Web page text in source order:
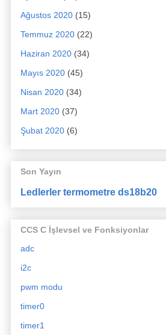
Ağustos 2020 (15)
Temmuz 2020 (22)
Haziran 2020 (34)
Mayıs 2020 (45)
Nisan 2020 (34)
Mart 2020 (37)
Şubat 2020 (6)
Son Yayın
Ledlerler termometre ds18b20
CCS C İşlevsel ve Fonksiyonlar
adc
i2c
pwm modu
timer0
timer1